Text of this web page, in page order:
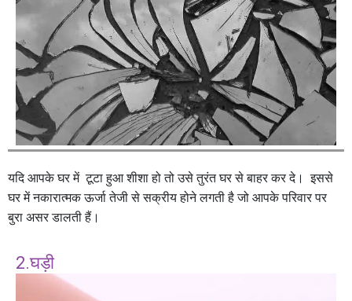
यदि आपके घर में टूटा हुआ शीशा हो तो उसे तुरंत घर से बाहर कर दे। इससे
घर में नकारात्मक ऊर्जा तेजी से सक्रीय होने लगती है जो आपके परिवार पर
बुरा असर डालती हैं।
2.घड़ी